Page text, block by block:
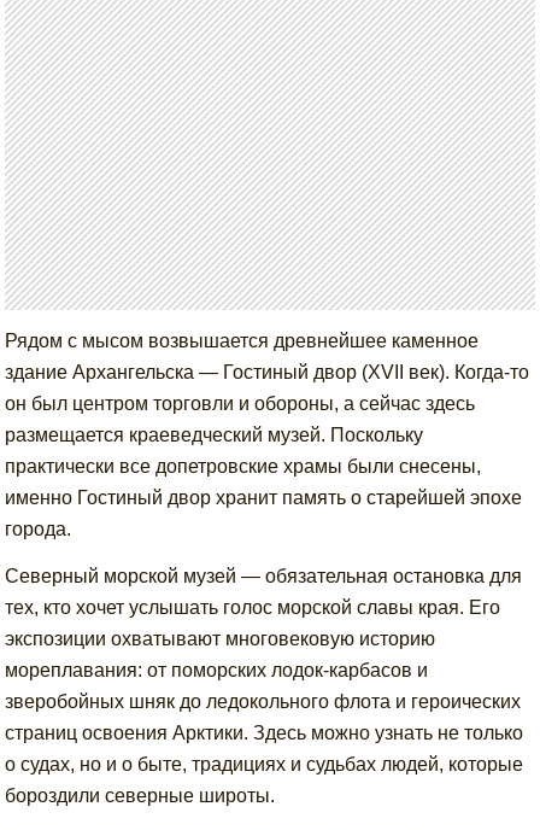
Рядом с мысом возвышается древнейшее каменное
здание Архангельска — Гостиный двор (XVII век). Когда-то
он был центром торговли и обороны, а сейчас здесь
размещается краеведческий музей. Поскольку
практически все допетровские храмы были снесены,
именно Гостиный двор хранит память о старейшей эпохе
города.
Северный морской музей — обязательная остановка для
тех, кто хочет услышать голос морской славы края. Его
экспозиции охватывают многовековую историю
мореплавания: от поморских лодок-карбасов и
зверобойных шняк до ледокольного флота и героических
страниц освоения Арктики. Здесь можно узнать не только
о судах, но и о быте, традициях и судьбах людей, которые
бороздили северные широты.